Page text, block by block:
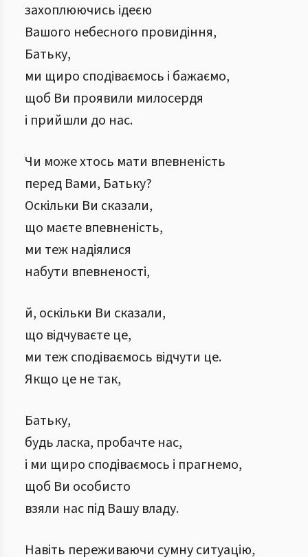
захоплюючись ідеєю
Вашого небесного провидіння,
Батьку,
ми щиро сподіваємось і бажаємо,
щоб Ви проявили милосердя
і прийшли до нас.
Чи може хтось мати впевненість
перед Вами, Батьку?
Оскільки Ви сказали,
що маєте впевненість,
ми теж надіялися
набути впевненості,
й, оскільки Ви сказали,
що відчуваєте це,
ми теж сподіваємось відчути це.
Якщо це не так,
Батьку,
будь ласка, пробачте нас,
і ми щиро сподіваємось і прагнемо,
щоб Ви особисто
взяли нас під Вашу владу.
Навіть переживаючи сумну ситуацію,